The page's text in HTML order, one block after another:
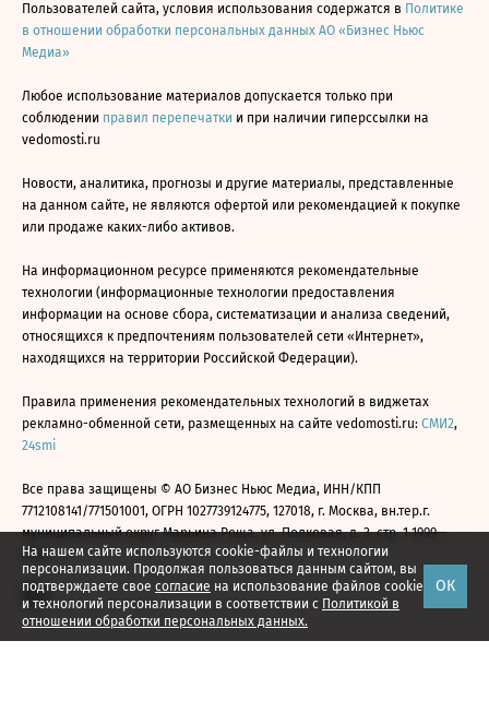
На нашем сайте используются cookie-файлы и технологии
персонализации. Продолжая пользоваться данным сайтом, вы
подтверждаете свое согласие на использование файлов cookie
и технологий персонализации в соответствии с Политикой в
отношении обработки персональных данных.
ОК
Пользователей сайта, условия использования содержатся в Политике
в отношении обработки персональных данных АО «Бизнес Ньюс
Медиа»
Любое использование материалов допускается только при
соблюдении правил перепечатки и при наличии гиперссылки на
vedomosti.ru
Новости, аналитика, прогнозы и другие материалы, представленные
на данном сайте, не являются офертой или рекомендацией к покупке
или продаже каких-либо активов.
На информационном ресурсе применяются рекомендательные
технологии (информационные технологии предоставления
информации на основе сбора, систематизации и анализа сведений,
относящихся к предпочтениям пользователей сети «Интернет»,
находящихся на территории Российской Федерации).
Правила применения рекомендательных технологий в виджетах
рекламно-обменной сети, размещенных на сайте vedomosti.ru: СМИ2,
24smi
Все права защищены © АО Бизнес Ньюс Медиа, ИНН/КПП
7712108141/771501001, ОГРН 1027739124775, 127018, г. Москва, вн.тер.г.
муниципальный округ Марьина Роща, ул. Полковая, д. 3, стр. 1 1999—
2026